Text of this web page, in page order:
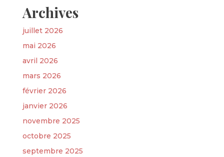
Archives
juillet 2026
mai 2026
avril 2026
mars 2026
février 2026
janvier 2026
novembre 2025
octobre 2025
septembre 2025